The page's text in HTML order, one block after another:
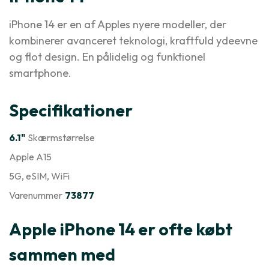
iPhone 14 er en af Apples nyere modeller, der
kombinerer avanceret teknologi, kraftfuld ydeevne
og flot design. En pålidelig og funktionel
smartphone.
Specifikationer
6.1" Skærmstørrelse
Apple A15
5G, eSIM, WiFi
Varenummer 73877
Apple iPhone 14 er ofte købt
sammen med